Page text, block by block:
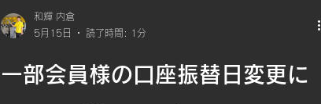
がった」 といった変化を、数値で確認することができま
す。 これまでとの変更点 InBody測定 これまで 1回
どなたでも毎月1回無料で測定できます。 なぜ月1回の測
一部会員様の口座振替日変更に
和輝 内倉
5月15日
読了時間: 1分